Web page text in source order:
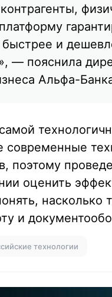
и
— пояснила
Альфа-
поэтому
оценить
насколько
и
технологии